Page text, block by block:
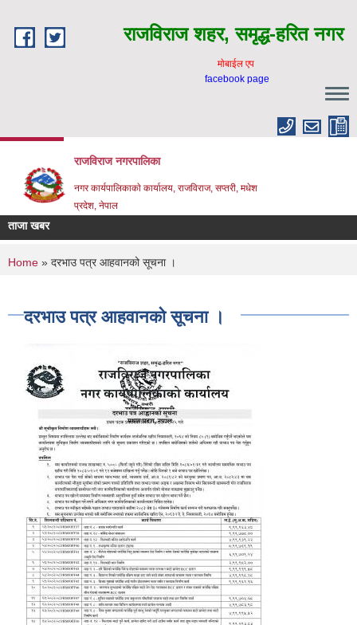
राजविराज शहर, समृद्ध-हरित नगर
माेबाईल एप
facebook page
राजविराज नगरपालिका
नगर कार्यपालिकाकाे कार्यालय, राजविराज, सप्तरी, मधेश
प्रदेश, नेपाल
ताजा खबर
You are here
Home » दरभाउ पत्र आहवानको सूचना ।
दरभाउ पत्र आहवानको सूचना ।